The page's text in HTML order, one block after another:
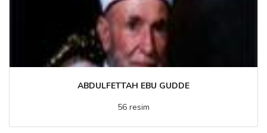
ABDULFETTAH EBU GUDDE
56 resim